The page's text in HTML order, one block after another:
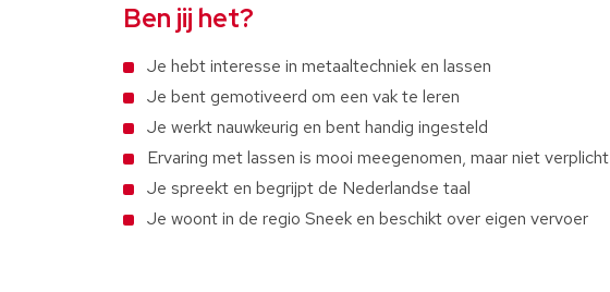
Ben jij het?
Je hebt interesse in metaaltechniek en lassen
Je bent gemotiveerd om een vak te leren
Je werkt nauwkeurig en bent handig ingesteld
Ervaring met lassen is mooi meegenomen, maar niet verplicht
Je spreekt en begrijpt de Nederlandse taal
Je woont in de regio Sneek en beschikt over eigen vervoer